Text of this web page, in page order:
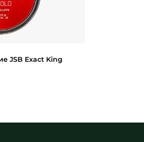
JSB Exact King